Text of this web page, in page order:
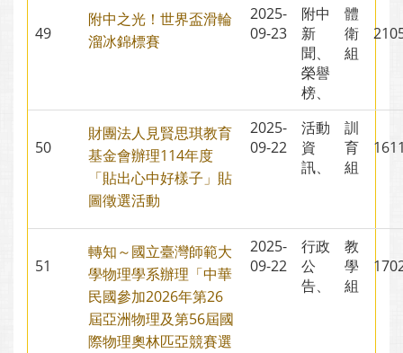
49
附中之光！世界盃滑輪
溜冰錦標賽
2025-
09-23
附中
新
聞、
榮譽
榜、
體
衛
組
50
財團法人見賢思琪教育
基金會辦理114年度
「貼出心中好樣子」貼
圖徵選活動
2025-
09-22
活動
資
訊、
訓
育
組
51
轉知～國立臺灣師範大
學物理學系辦理「中華
民國參加2026年第26
屆亞洲物理及第56屆國
際物理奧林匹亞競賽選
2025-
09-22
行政
公
告、
教
學
組